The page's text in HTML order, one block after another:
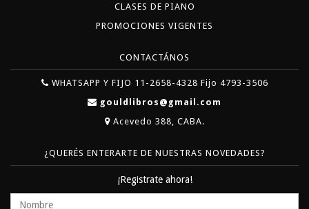
CLASES DE PIANO
PROMOCIONES VIGENTES
CONTACTÁNOS
WHATSAPP Y FIJO 11-2658-4328 Fijo 4793-3506
gouldlibros@gmail.com
Acevedo 388, CABA.
¿QUERÉS ENTERARTE DE NUESTRAS NOVEDADES?
¡Registrate ahora!